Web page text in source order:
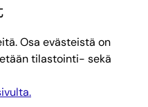
Osa evästeistä on
tilastointi- sekä